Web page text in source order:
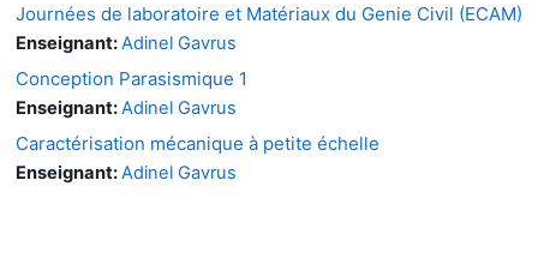
Journées de laboratoire et Matériaux du Genie Civil (ECAM)
Enseignant:Adinel Gavrus
Conception Parasismique 1
Enseignant:Adinel Gavrus
Caractérisation mécanique à petite échelle
Enseignant:Adinel Gavrus